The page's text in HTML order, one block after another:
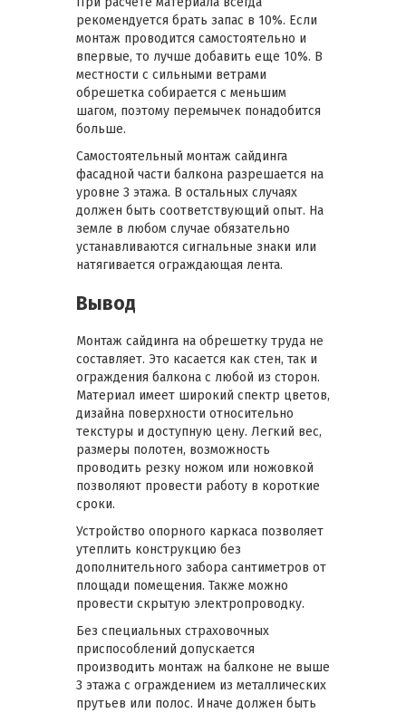
рекомендуется брать запас в 10%. Если
монтаж проводится самостоятельно и
впервые, то лучше добавить еще 10%. В
местности с сильными ветрами
обрешетка собирается с меньшим
шагом, поэтому перемычек понадобится
больше.
Самостоятельный монтаж сайдинга
фасадной части балкона разрешается на
уровне 3 этажа. В остальных случаях
должен быть соответствующий опыт. На
земле в любом случае обязательно
устанавливаются сигнальные знаки или
натягивается ограждающая лента.
Вывод
Монтаж сайдинга на обрешетку труда не
составляет. Это касается как стен, так и
ограждения балкона с любой из сторон.
Материал имеет широкий спектр цветов,
дизайна поверхности относительно
текстуры и доступную цену. Легкий вес,
размеры полотен, возможность
проводить резку ножом или ножовкой
позволяют провести работу в короткие
сроки.
Устройство опорного каркаса позволяет
утеплить конструкцию без
дополнительного забора сантиметров от
площади помещения. Также можно
провести скрытую электропроводку.
Без специальных страховочных
приспособлений допускается
производить монтаж на балконе не выше
3 этажа с ограждением из металлических
прутьев или полос. Иначе должен быть